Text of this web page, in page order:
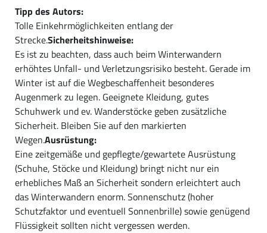
Tipp des Autors:
Tolle Einkehrmöglichkeiten entlang der
Strecke.Sicherheitshinweise:
Es ist zu beachten, dass auch beim Winterwandern
erhöhtes Unfall- und Verletzungsrisiko besteht. Gerade im
Winter ist auf die Wegbeschaffenheit besonderes
Augenmerk zu legen. Geeignete Kleidung, gutes
Schuhwerk und ev. Wanderstöcke geben zusätzliche
Sicherheit. Bleiben Sie auf den markierten
Wegen.Ausrüstung:
Eine zeitgemäße und gepflegte/gewartete Ausrüstung
(Schuhe, Stöcke und Kleidung) bringt nicht nur ein
erhebliches Maß an Sicherheit sondern erleichtert auch
das Winterwandern enorm. Sonnenschutz (hoher
Schutzfaktor und eventuell Sonnenbrille) sowie genügend
Flüssigkeit sollten nicht vergessen werden.